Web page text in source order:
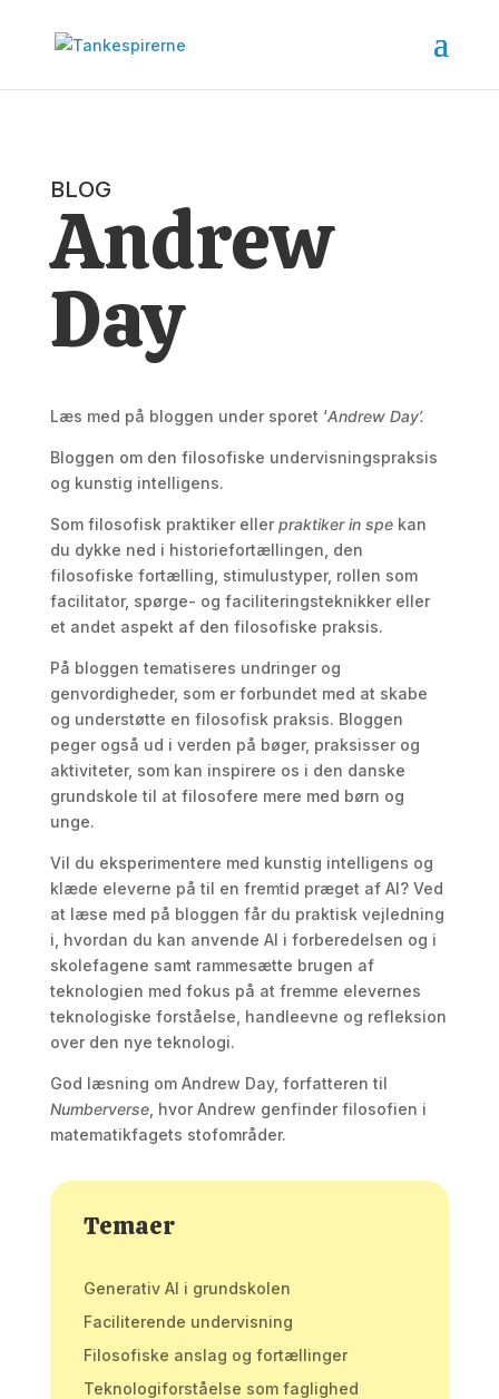
BLOG
Andrew
Day
Læs med på bloggen under sporet ‘Andrew Day’.
Bloggen om den filosofiske undervisningspraksis
og kunstig intelligens.
Som filosofisk praktiker eller praktiker in spekan
du dykke ned i historiefortællingen, den
filosofiske fortælling, stimulustyper, rollen som
facilitator, spørge- og faciliteringsteknikker eller
et andet aspekt af den filosofiske praksis.
På bloggen tematiseres undringer og
genvordigheder, som er forbundet med at skabe
og understøtte en filosofisk praksis. Bloggen
peger også ud i verden på bøger, praksisser og
aktiviteter, som kan inspirere os i den danske
grundskole til at filosofere mere med børn og
unge.
Vil du eksperimentere med kunstig intelligens og
klæde eleverne på til en fremtid præget af AI? Ved
at læse med på bloggen får du praktisk vejledning
i, hvordan du kan anvende AI i forberedelsen og i
skolefagene samt rammesætte brugen af
teknologien med fokus på at fremme elevernes
teknologiske forståelse, handleevne og refleksion
over den nye teknologi.
God læsning om Andrew Day, forfatteren til
Numberverse, hvor Andrew genfinder filosofien i
matematikfagets stofområder.
Temaer
Generativ AI i grundskolen
Faciliterende undervisning
Filosofiske anslag og fortællinger
Teknologiforståelse som faglighed